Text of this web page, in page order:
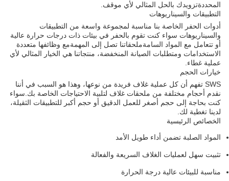
المحددةتزويدك بالحل المثالي لأي موقف.
التطبيقات والسيناريوهات
أدوات الحفر الخاصة بنا مناسبة لمجموعة واسعة من التطبيقات
والسيناريوهات سواء كنت تقوم بالحفر في بيئات ذات درجات حرارة عالية
أو تتعامل مع المواد السامةملحقاتنا تصل إلى المهمةمع وظائفها متعددة
الاستخدامات ومتطلبات الصيانة المنخفضة، منتجاتنا هي الخيار المثالي لأي
عملية غطاء.
خيارات الحجم
SWS تفهم أن كل عملية غلاف فريدة من نوعها، وهذا هو السبب في أننا
نقدم أحجام مختلفة من ملحقات غلاف لتلبية الاحتياجات الخاصة بك.سواء
كنت بحاجة إلى حجم أصغر للعمل الدقيق أو حجم أكبر للتطبيقات الثقيلة،
لدينا تغطية لك.
الخصائص الرئيسية
المواد الصلبة تضمن أداء طويل الأمد
تثبيت سهل لعمليات الغلاف السريعة والفعالة
مناسبة للبيئات عالية درجة الحرارة